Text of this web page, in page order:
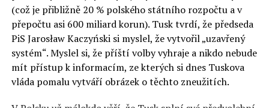
panelů, prezentací, workshopů a speciálních akcí.
Budou diskutovány klíčové otázky vlivu umělé
inteligence ve společnosti, ale i v sektoru veřejných a
komerčních služeb. Budou se diskutovat problémy a
výzvy, kterým bude muset trh čelit tváří v tvář zásadním
technologickým změnám. Účastníci fóra také zváží, do
(což je přibližně 20 % polského státního rozpočtu a v
přepočtu asi 600 miliard korun). Tusk tvrdí, že předseda
PiS Jarosław Kaczyński si myslel, že vytvořil „uzavřený
systém“. Myslel si, že příští volby vyhraje a nikdo nebude
mít přístup k informacím, ze kterých si dnes Tuskova
vláda pomalu vytváří obrázek o těchto zneužitích.